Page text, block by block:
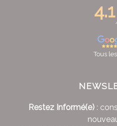
4.1
Tous
Restez Informé(e):